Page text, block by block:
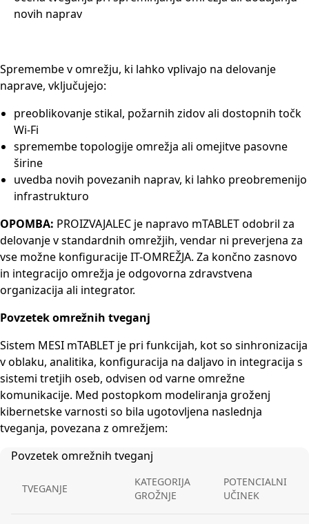
novih naprav
Spremembe v omrežju, ki lahko vplivajo na delovanje
naprave, vključujejo:
preoblikovanje stikal, požarnih zidov ali dostopnih točk
Wi-Fi
spremembe topologije omrežja ali omejitve pasovne
širine
uvedba novih povezanih naprav, ki lahko preobremenijo
infrastrukturo
OPOMBA: PROIZVAJALEC je napravo mTABLET odobril za
delovanje v standardnih omrežjih, vendar ni preverjena za
vse možne konfiguracije IT-OMREŽJA. Za končno zasnovo
in integracijo omrežja je odgovorna zdravstvena
organizacija ali integrator.
Povzetek omrežnih tveganj
Sistem MESI mTABLET je pri funkcijah, kot so sinhronizacija
v oblaku, analitika, konfiguracija na daljavo in integracija s
sistemi tretjih oseb, odvisen od varne omrežne
komunikacije. Med postopkom modeliranja groženj
kibernetske varnosti so bila ugotovljena naslednja
tveganja, povezana z omrežjem:
Povzetek omrežnih tveganj
TVEGANJE
KATEGORIJA
GROŽNJE
POTENCIALNI
UČINEK